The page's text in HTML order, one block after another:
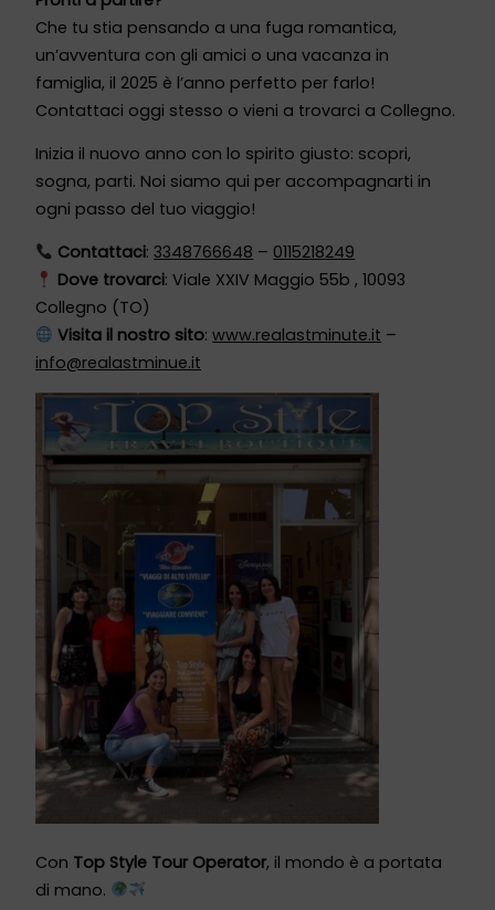
Che tu stia pensando a una fuga romantica,
un’avventura con gli amici o una vacanza in
famiglia, il 2025 è l’anno perfetto per farlo!
Contattaci oggi stesso o vieni a trovarci a Collegno.
Inizia il nuovo anno con lo spirito giusto: scopri,
sogna, parti. Noi siamo qui per accompagnarti in
ogni passo del tuo viaggio!
Contattaci:3348766648 – 0115218249
Dove trovarci: Viale XXIV Maggio 55b , 10093
Collegno (TO)
Visita il nostro sito:www.realastminute.it –
info@realastminue.it
Con Top Style Tour Operator, il mondo è a portata
di mano.